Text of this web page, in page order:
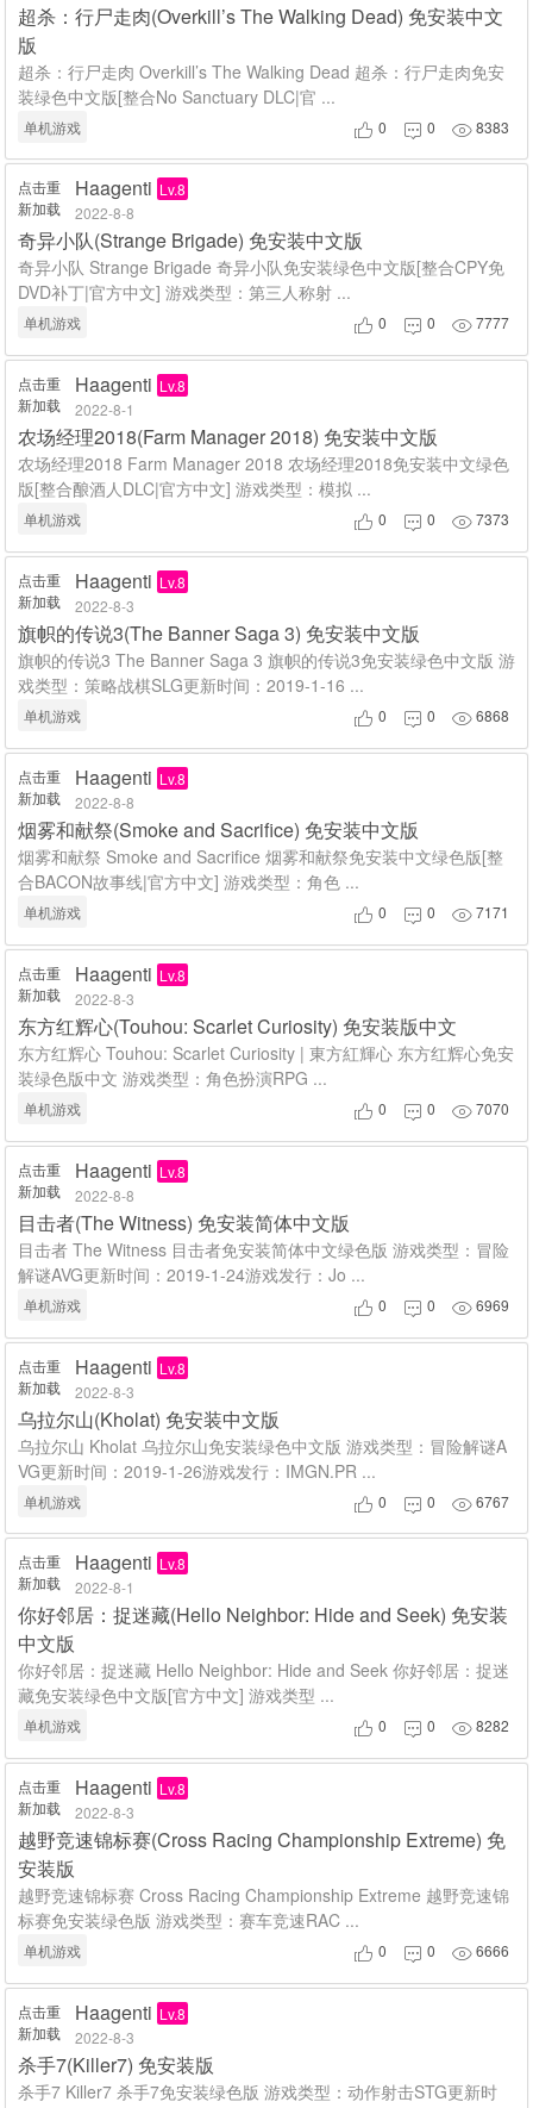
超杀：行尸走肉(Overkill’s The Walking Dead) 免安装中文
版
超杀：行尸走肉 Overkill’s The Walking Dead 超杀：行尸走肉免安
装绿色中文版[整合No Sanctuary DLC|官 ...
单机游戏  0  0 8383
点击重
新加载
Haagenti Lv.8
2022-8-8
奇异小队(Strange Brigade) 免安装中文版
奇异小队 Strange Brigade 奇异小队免安装绿色中文版[整合CPY免
DVD补丁|官方中文] 游戏类型：第三人称射 ...
单机游戏  0  0 7777
点击重
新加载
Haagenti Lv.8
2022-8-1
农场经理2018(Farm Manager 2018) 免安装中文版
农场经理2018 Farm Manager 2018 农场经理2018免安装中文绿色
版[整合酿酒人DLC|官方中文] 游戏类型：模拟 ...
单机游戏  0  0 7373
点击重
新加载
Haagenti Lv.8
2022-8-3
旗帜的传说3(The Banner Saga 3) 免安装中文版
旗帜的传说3 The Banner Saga 3 旗帜的传说3免安装绿色中文版 游
戏类型：策略战棋SLG更新时间：2019-1-16 ...
单机游戏  0  0 6868
点击重
新加载
Haagenti Lv.8
2022-8-8
烟雾和献祭(Smoke and Sacrifice) 免安装中文版
烟雾和献祭 Smoke and Sacrifice 烟雾和献祭免安装中文绿色版[整
合BACON故事线|官方中文] 游戏类型：角色 ...
单机游戏  0  0 7171
点击重
新加载
Haagenti Lv.8
2022-8-3
东方红辉心(Touhou: Scarlet Curiosity) 免安装版中文
东方红辉心 Touhou: Scarlet Curiosity | 東方紅輝心 东方红辉心免安
装绿色版中文 游戏类型：角色扮演RPG ...
单机游戏  0  0 7070
点击重
新加载
Haagenti Lv.8
2022-8-8
目击者(The Witness) 免安装简体中文版
目击者 The Witness 目击者免安装简体中文绿色版 游戏类型：冒险
解谜AVG更新时间：2019-1-24游戏发行：Jo ...
单机游戏  0  0 6969
点击重
新加载
Haagenti Lv.8
2022-8-3
乌拉尔山(Kholat) 免安装中文版
乌拉尔山 Kholat 乌拉尔山免安装绿色中文版 游戏类型：冒险解谜A
VG更新时间：2019-1-26游戏发行：IMGN.PR ...
单机游戏  0  0 6767
点击重
新加载
Haagenti Lv.8
2022-8-1
你好邻居：捉迷藏(Hello Neighbor: Hide and Seek) 免安装
中文版
你好邻居：捉迷藏 Hello Neighbor: Hide and Seek 你好邻居：捉迷
藏免安装绿色中文版[官方中文] 游戏类型 ...
单机游戏  0  0 8282
点击重
新加载
Haagenti Lv.8
2022-8-3
越野竞速锦标赛(Cross Racing Championship Extreme) 免
安装版
越野竞速锦标赛 Cross Racing Championship Extreme 越野竞速锦
标赛免安装绿色版 游戏类型：赛车竞速RAC ...
单机游戏  0  0 6666
点击重
新加载
Haagenti Lv.8
2022-8-3
杀手7(Killer7) 免安装版
杀手7 Killer7 杀手7免安装绿色版 游戏类型：动作射击STG更新时